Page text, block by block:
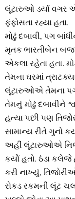
લૂંટારુઓ ડર્યા વગર
ફંફોસતા રહ્યા હતા.
મોઢું દબાવી, પગ
મૃતક ભારતીબેન
એકલા રહેતા હતા.
તેમના ઘરમાં
લૂંટારુઓએ તેમના પગ
તેમનું મોઢું દબાવીને
હત્યા પછી પણ
સામાન્ય રીતે ગુનો
અહીં લૂંટારુઓએ
કર્યો હતો. ઠંડા
કરી નાખ્યું,
રોકડ રકમની લૂંટ